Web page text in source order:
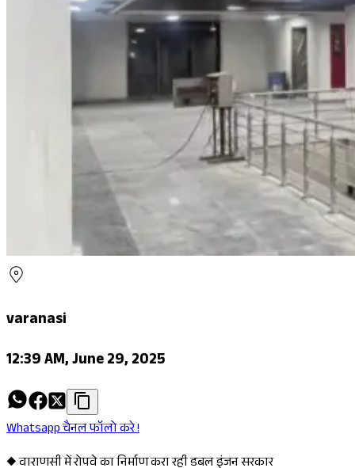
varanasi
12:39 AM, June 29, 2025
Whatsapp चैनल फॉलो करे !